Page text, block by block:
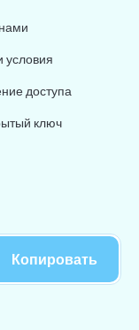
условия
доступа
ключ
Копировать